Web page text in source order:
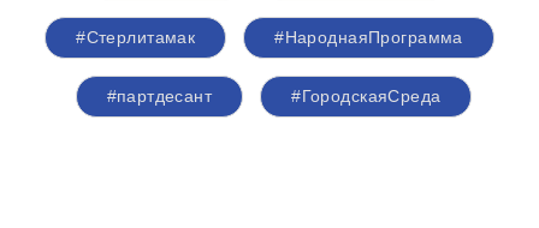
#Стерлитамак #НароднаяПрограмма
#партдесант #ГородскаяСреда